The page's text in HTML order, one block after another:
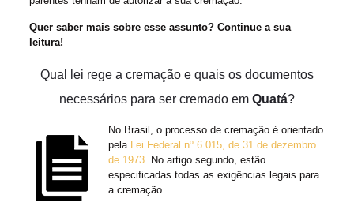
Quer saber mais sobre esse assunto? Continue a sua
leitura!
Qual lei rege a cremação e quais os documentos
necessários para ser cremado em Quatá?
No Brasil, o processo de cremação é orientado
pela Lei Federal nº 6.015, de 31 de dezembro
de 1973. No artigo segundo, estão
especificadas todas as exigências legais para
a cremação.